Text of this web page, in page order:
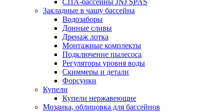
СПА-бассейны JNJ SPAS
Закладные в чашу бассейна
Водозаборы
Донные сливы
Дренаж лотка
Монтажные комплекты
Подключение пылесоса
Регуляторы уровня воды
Скиммеры и детали
Форсунки
Купели
Купели нержавеющие
Мозаика, облицовка для бассейнов